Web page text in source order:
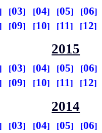
03 04 05
06
09 10 11 12
2015
03 04 05
06
09 10 11 12
2014
03 04 05
06